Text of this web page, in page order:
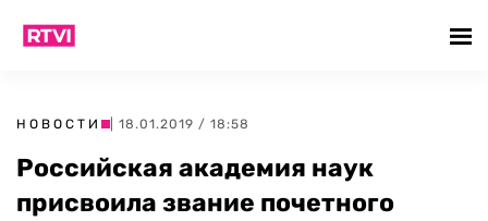
НОВОСТИ | 18.01.2019 / 18:58
Российская академия наук
присвоила звание почетного